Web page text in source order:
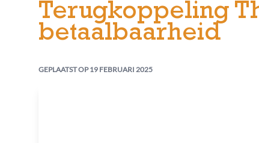
Terugkoppeling
betaalbaarheid
GEPLAATST OP 19 FEBRUARI 2025